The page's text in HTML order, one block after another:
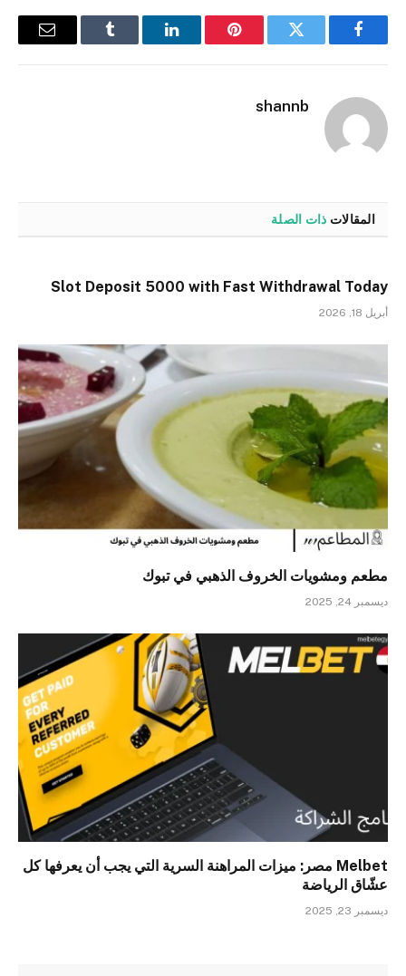
فيسبوك تويتر بينتيريستلينكدإن Tumblr
البريد
shannb
المقالات ذات الصلة
Slot Deposit 5000 with Fast Withdrawal Today
أبريل 18, 2026
مطعم ومشويات الخروف الذهبي في تبوك
ديسمبر 24, 2025
Melbet مصر: ميزات المراهنة السرية التي يجب أن يعرفها كل
عشّاق الرياضة
ديسمبر 23, 2025